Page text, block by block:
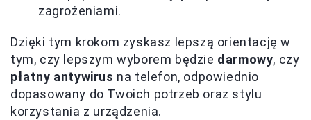
zagrożeniami.
Dzięki tym krokom zyskasz lepszą orientację w
tym, czy lepszym wyborem będzie darmowy, czy
płatny antywirus na telefon, odpowiednio
dopasowany do Twoich potrzeb oraz stylu
korzystania z urządzenia.